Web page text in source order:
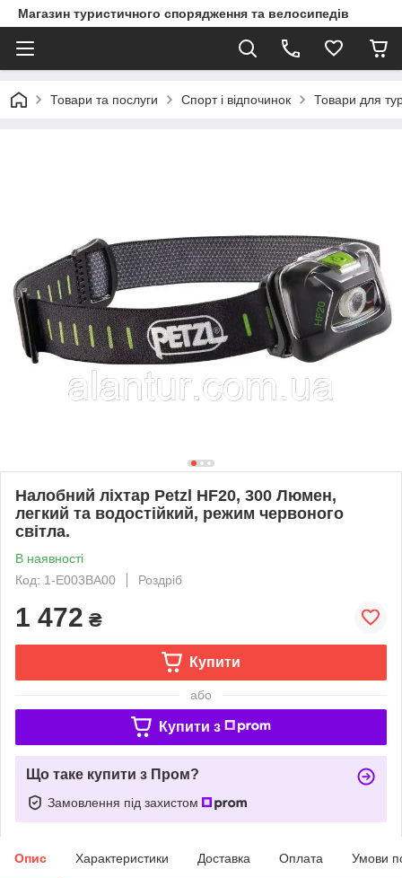
Магазин туристичного спорядження та велосипедів
Товари та послуги Спорт і відпочинок Товари для
Налобний ліхтар Petzl HF20, 300 Люмен,
легкий та водостійкий, режим червоного
світла.
В наявності
Код: 1-E003BA00
Роздріб
1 472 ₴
Купити
або
Купити з
Що таке купити з Пром?
Замовлення під захистом
Опис Характеристики Доставка Оплата Умови